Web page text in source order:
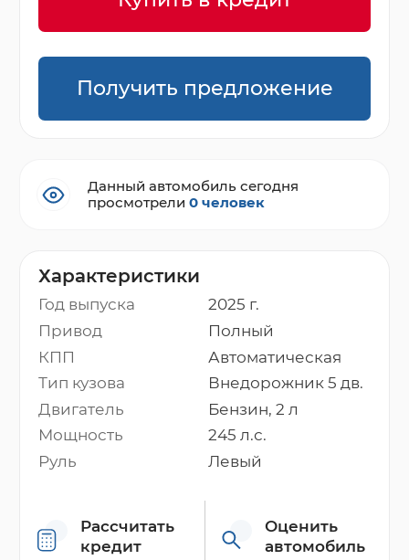
Характеристики
Год выпуска
2025 г.
Привод
Полный
КПП
Автоматическая
Тип кузова
Внедорожник 5 дв.
Двигатель
Бензин, 2 л
Мощность
245 л.с.
Руль
Левый
Рассчитать
кредит
Оценить
автомобиль
Получить предложение
Данный автомобиль сегодня
просмотрели0 человек